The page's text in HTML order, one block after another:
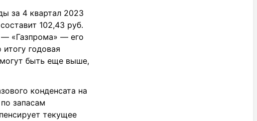
за 4 квартал 2023
102,43 руб.
— «Газпрома» — его
годовая
могут быть еще выше,
конденсата на
запасам
текущее